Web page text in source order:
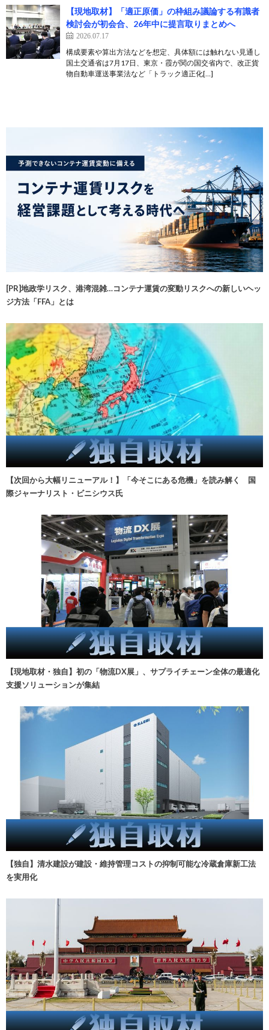
【現地取材】「適正原価」の枠組み議論する有識者
検討会が初会合、26年中に提言取りまとめへ
2026.07.17
構成要素や算出方法などを想定、具体額には触れない見通し
国土交通省は7月17日、東京・霞が関の国交省内で、改正貨
物自動車運送事業法など「トラック適正化[…]
[PR]地政学リスク、港湾混雑…コンテナ運賃の変動リスクへの新しいヘッ
ジ方法「FFA」とは
【次回から大幅リニューアル！】「今そこにある危機」を読み解く 国
際ジャーナリスト・ビニシウス氏
【現地取材・独自】初の「物流DX展」、サプライチェーン全体の最適化
支援ソリューションが集結
【独自】清水建設が建設・維持管理コストの抑制可能な冷蔵倉庫新工法
を実用化